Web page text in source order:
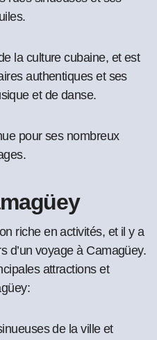
la culture cubaine, et est
authentiques et ses
et de danse.
pour ses nombreux
riche en activités, et il y a
d’un voyage à Camagüey.
attractions et
de la ville et